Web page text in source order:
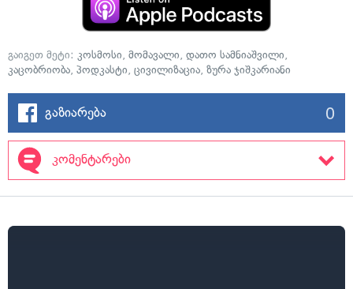
გაიგეთ მეტი: კოსმოსი, მომავალი, დათო სამნიაშვილი,
კაცობრიობა, პოდკასტი, ცივილიზაცია, ზურა ჯიშკარიანი
გაზიარება 0
კომენტარები